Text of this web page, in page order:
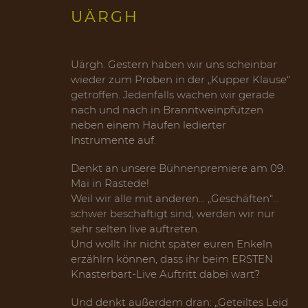
UÄRGH
Uärgh. Gestern haben wir uns scheinbar
wieder zum Proben in der „Kupper Klause“
getroffen. Jedenfalls wachen wir gerade
nach und nach in Branntweinpfützen
neben einem Haufen ledierter
Instrumente auf.
Denkt an unsere Bühnenpremiere am 09.
Mai in Rastede!
Weil wir alle mit anderen… „Geschäften“…
schwer beschäftigt sind, werden wir nur
sehr selten live auftreten.
Und wollt ihr nicht später euren Enkeln
erzählrn können, dass ihr beim ERSTEN
Knasterbart-Live Auftritt dabei wart?
Und denkt außerdem dran: „Geteiltes Leid